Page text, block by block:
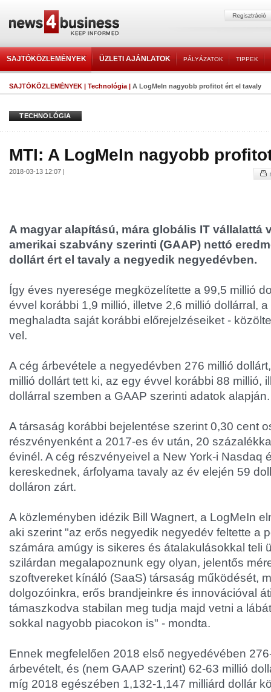
SAJTÓKÖZLEMÉNYEK ÜZLETI AJÁNLATOK PÁLYÁZATOK TIPPEK
SAJTÓKÖZLEMÉNYEK | Technológia | A LogMeIn nagyobb profitot ért el tavaly
TECHNOLÓGIA
MTI: A LogMeIn nagyobb
2018-03-13 12:07 |
A magyar alapítású, mára globális IT vállalattá
amerikai szabvány szerinti (GAAP) nettó
dollárt ért el tavaly a negyedik negyedévben.
Így éves nyeresége megközelítette a 99,5 millió
évvel korábbi 1,9 millió, illetve 2,6 millió dollárral,
meghaladta saját korábbi előrejelzéseiket -
vel.
A cég árbevétele a negyedévben 276 millió
millió dollárt tett ki, az egy évvel korábbi 88 millió,
dollárral szemben a GAAP szerinti adatok alapján.
A társaság korábbi bejelentése szerint 0,30 cent
részvényenként a 2017-es év után, 20
évinél. A cég részvényeivel a New York-i Nasdaq
kereskednek, árfolyama tavaly az év elején 59
dolláron zárt.
A közleményben idézik Bill Wagnert, a LogMeIn
aki szerint "az erős negyedik negyedév feltette a
számára amúgy is sikeres és átalakulásokkal teli
szilárdan megalapoznunk egy olyan, jelentős
szoftvereket kínáló (SaaS) társaság működését,
dolgozóinkra, erős brandjeinkre és innovációval
támaszkodva stabilan meg tudja majd vetni a
sokkal nagyobb piacokon is" - mondta.
Ennek megfelelően 2018 első negyedévében
árbevételt, és (nem GAAP szerint) 62-63 millió
míg 2018 egészében 1,132-1,147 milliárd dollár